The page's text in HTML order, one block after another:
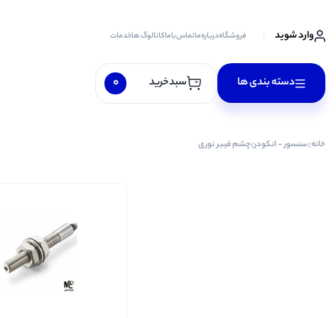
وارد شوید فروشگاهدرباره‌ماتماس‌با‌ماکاتالوگ هاخدمات
دسته بندی ها سبدخرید 0
خانه سنسور - انکودر چشم فیبر نوری